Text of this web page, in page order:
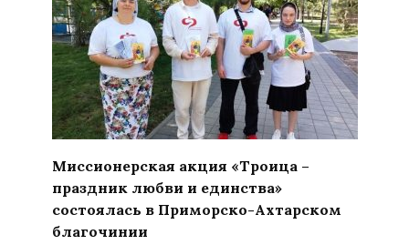
Миссионерская акция «Троица –
праздник любви и единства»
состоялась в Приморско-Ахтарском
благочинии